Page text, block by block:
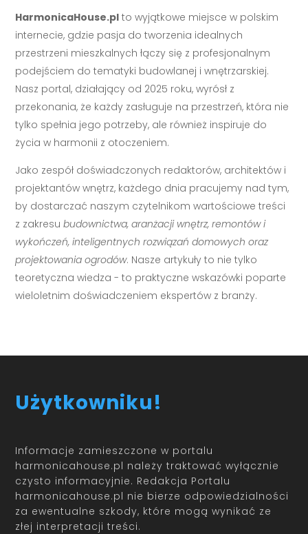
HarmonicaHouse.pl to wyjątkowe miejsce w polskim
internecie, gdzie pasja do tworzenia idealnych
przestrzeni mieszkalnych łączy się z profesjonalnym
podejściem do tematyki budowlanej i wnętrzarskiej.
Nasz portal, działający od 2025 roku, wyrósł z
przekonania, że każdy zasługuje na przestrzeń, która nie
tylko spełnia jego potrzeby, ale również inspiruje do
życia w harmonii z otoczeniem.
Jako zespół doświadczonych redaktorów, architektów i
projektantów wnętrz, każdego dnia pracujemy nad tym,
by dostarczać naszym czytelnikom wartościowe treści
z zakresubudownictwa, aranżacji wnętrz, remontów i
wykończeń, inteligentnych rozwiązań domowych oraz
projektowania ogrodów. Nasze artykuły to nie tylko
teoretyczna wiedza - to praktyczne wskazówki poparte
wieloletnim doświadczeniem ekspertów z branży.
Użytkowniku!
Informacje zamieszczone w portalu
harmonicahouse.pl należy traktować wyłącznie
czysto informacyjnie. Redakcja Portalu
harmonicahouse.pl nie bierze odpowiedzialności
za ewentualne szkody, które mogą wynikać ze
złej interpretacji treści.